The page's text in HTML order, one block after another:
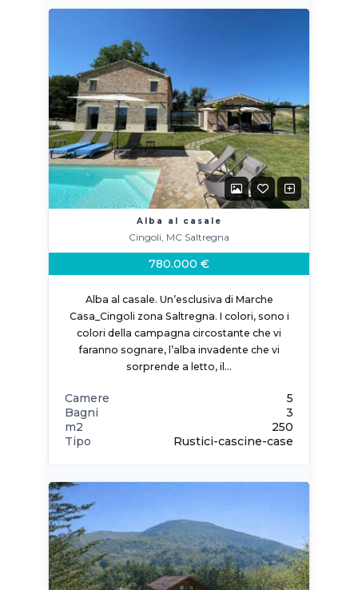
Alba al casale
Cingoli, MC Saltregna
780.000 €
Alba al casale. Un’esclusiva di Marche
Casa_Cingoli zona Saltregna. I colori, sono i
colori della campagna circostante che vi
faranno sognare, l’alba invadente che vi
sorprende a letto, il…
Camere
5
Bagni
3
m2
250
Tipo
Rustici-cascine-case